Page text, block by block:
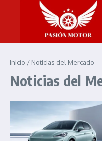
Saltar al contenido
Inicio / Noticias del Mercado
Noticias del